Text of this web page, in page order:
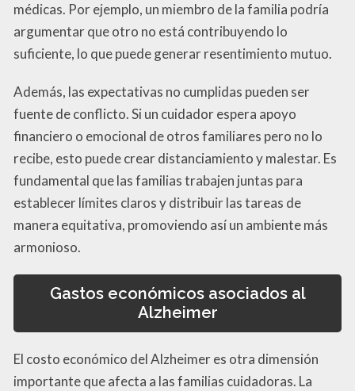
médicas. Por ejemplo, un miembro de la familia podría
argumentar que otro no está contribuyendo lo
suficiente, lo que puede generar resentimiento mutuo.
Además, las expectativas no cumplidas pueden ser
fuente de conflicto. Si un cuidador espera apoyo
financiero o emocional de otros familiares pero no lo
recibe, esto puede crear distanciamiento y malestar. Es
fundamental que las familias trabajen juntas para
establecer límites claros y distribuir las tareas de
manera equitativa, promoviendo así un ambiente más
armonioso.
Gastos económicos asociados al
Alzheimer
El costo económico del Alzheimer es otra dimensión
importante que afecta a las familias cuidadoras. La